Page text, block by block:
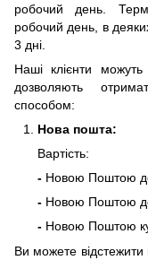
робочий день.
робочий день, в
3 дні.
Наші клієнти можуть
дозволяють
способом:
Нова пошта:
Вартість:
- Новою Поштою до
- Новою Поштою до
- Новою Поштою
Ви можете